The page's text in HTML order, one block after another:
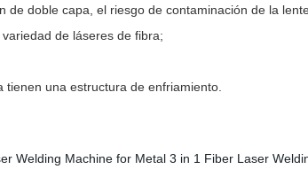
doble capa, el riesgo de contaminación de la
de láseres de fibra;
una estructura de enfriamiento.